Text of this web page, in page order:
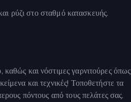
ρύζι στο σταθμό κατασκευής.
και νόστιμες γαρνιτούρες όπως
και τεχνικές! Τοποθετήστε τα
πόντους από τους πελάτες σας.